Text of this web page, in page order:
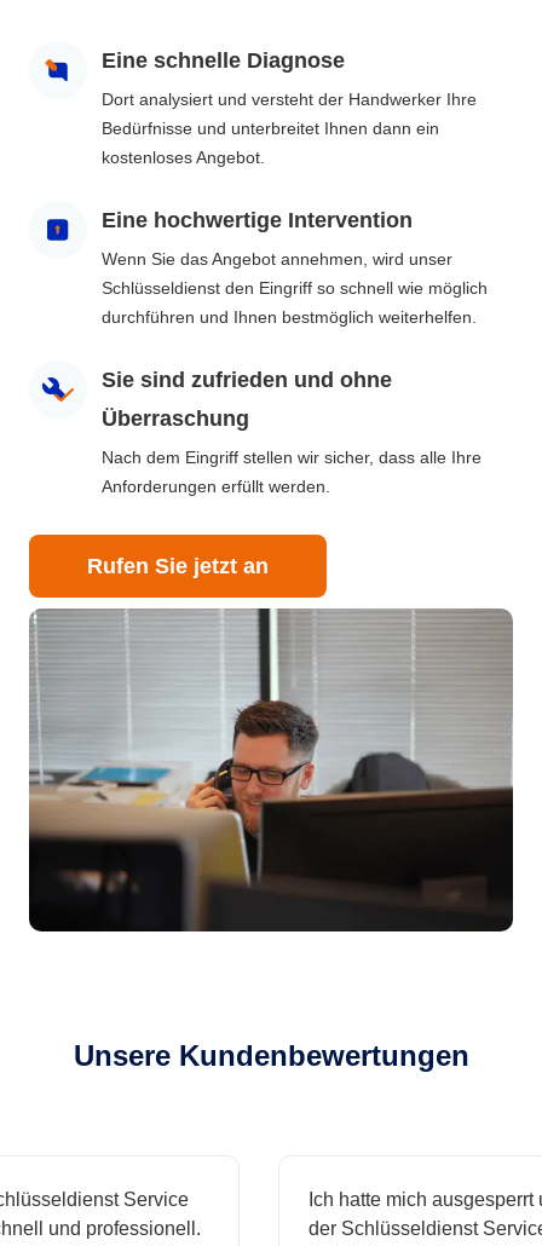
Eine schnelle Diagnose
Dort analysiert und versteht der Handwerker Ihre
Bedürfnisse und unterbreitet Ihnen dann ein
kostenloses Angebot.
Eine hochwertige Intervention
Wenn Sie das Angebot annehmen, wird unser
Schlüsseldienst den Eingriff so schnell wie möglich
durchführen und Ihnen bestmöglich weiterhelfen.
Sie sind zufrieden und ohne
Überraschung
Nach dem Eingriff stellen wir sicher, dass alle Ihre
Anforderungen erfüllt werden.
Rufen Sie jetzt an
Unsere Kundenbewertungen
Service
und professionell.
Ich hatte mich ausgesperrt und
der Schlüsseldienst Service